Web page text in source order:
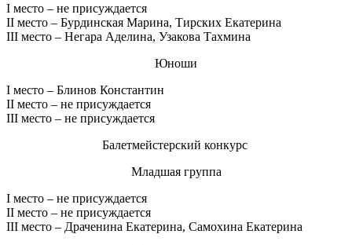
I место – не присуждается
II место – Бурдинская Марина, Тирских Екатерина
III место – Негара Аделина, Узакова Тахмина
Юноши
I место – Блинов Константин
II место – не присуждается
III место – не присуждается
Балетмейстерский конкурс
Младшая группа
I место – не присуждается
II место – не присуждается
III место – Драченина Екатерина, Самохина Екатерина